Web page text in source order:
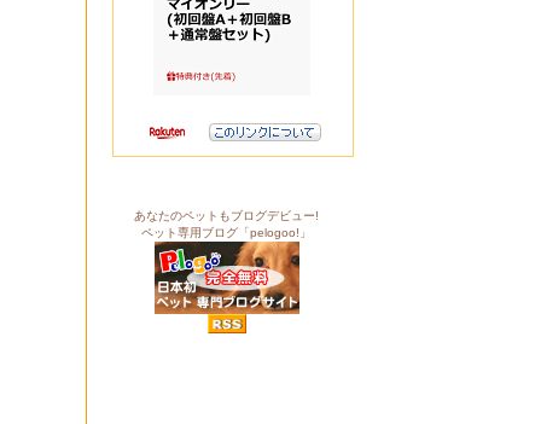
あなたのペットもブログデビュー!
ペット専用ブログ「pelogoo!」